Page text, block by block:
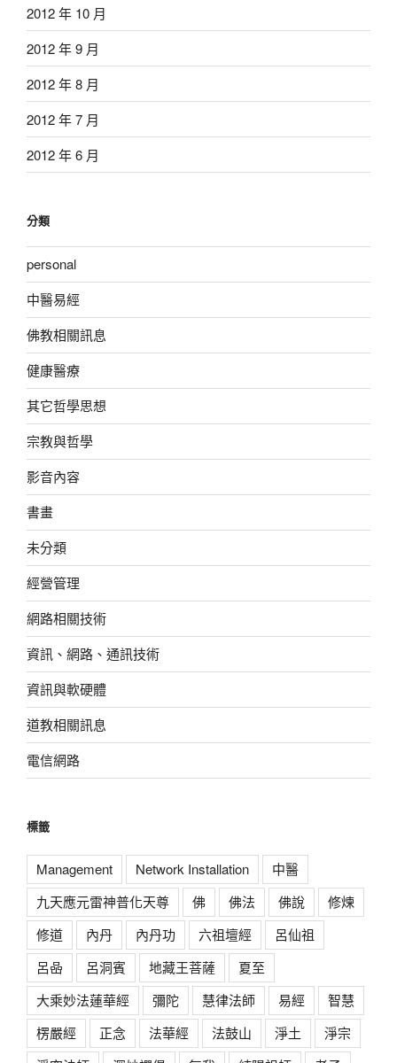
2012 年 10 月
2012 年 9 月
2012 年 8 月
2012 年 7 月
2012 年 6 月
分類
personal
中醫易經
佛教相關訊息
健康醫療
其它哲學思想
宗教與哲學
影音內容
書畫
未分類
經營管理
網路相關技術
資訊、網路、通訊技術
資訊與軟硬體
道教相關訊息
電信網路
標籤
Management Network Installation
中醫
九天應元雷神普化天尊
佛 佛法 佛說
修煉
修道
內丹 內丹功 六祖壇經
呂仙祖
呂喦
呂洞賓 地藏王菩薩
夏至
大乘妙法蓮華經
彌陀 慧律法師 易經
智慧
楞嚴經
正念 法華經 法鼓山 淨土
淨宗